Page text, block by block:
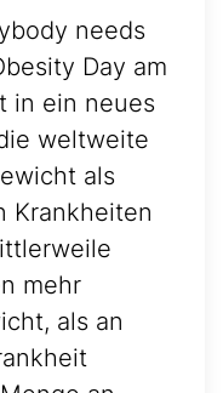
needs
Day am
in ein neues
weltweite
als
Krankheiten
mehr
als an